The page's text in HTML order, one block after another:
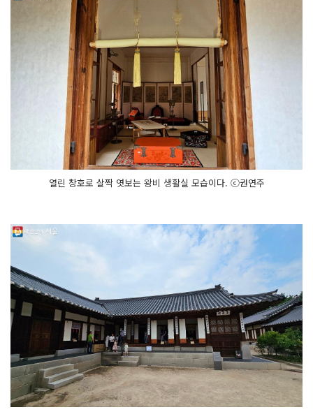
열린 창호로 살짝 엿보는 왕비 생활실 모습이다. ⓒ권연주